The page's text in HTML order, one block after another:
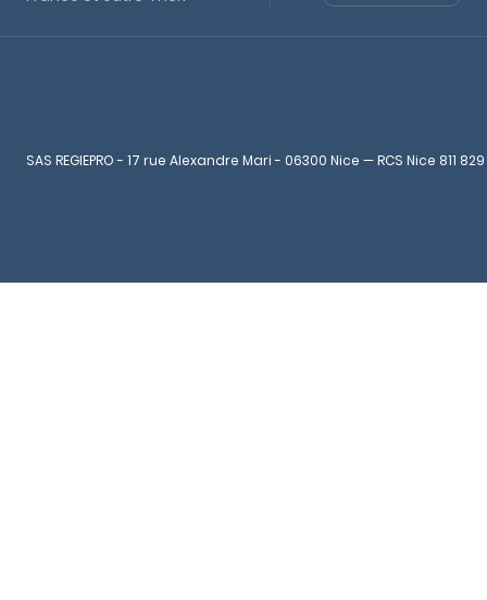
SAS REGIEPRO - 17 rue Alexandre Mari - 06300 Nice — RCS Nice 811